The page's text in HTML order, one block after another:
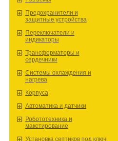
Предохранители и
защитные устройства
Переключатели и
индикаторы
Трансформаторы и
сердечники
Системы охлаждения и
нагрева
Корпуса
Автоматика и датчики
Робототехника и
макетирование
Установка септиков под ключ